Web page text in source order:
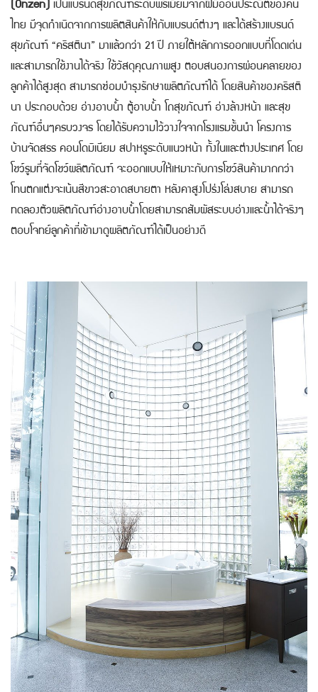
(Onzen) เป็นแบรนด์สุขภัณฑ์ระดับพรีเมี่ยมจากฝีมืออันประณีตของคน
ไทย มีจุดกำเนิดจากการผลิตสินค้าให้กับแบรนด์ต่างๆ และได้สร้างแบรนด์
สุขภัณฑ์ “คริสตินา” มาแล้วกว่า 21 ปี ภายใต้หลักการออกแบบที่โดดเด่น
และสามารถใช้งานได้จริง ใช้วัสดุคุณภาพสูง ตอบสนองการผ่อนคลายของ
ลูกค้าได้สูงสุด สามารถซ่อมบำรุงรักษาผลิตภัณฑ์ได้ โดยสินค้าของคริสติ
นา ประกอบด้วย อ่างอาบน้ำ ตู้อาบน้ำ โถสุขภัณฑ์ อ่างล้างหน้า และสุข
ภัณฑ์อื่นๆครบวงจร โดยได้รับความไว้วางใจจากโรงแรมชั้นนำ โครงการ
บ้านจัดสรร คอนโดมิเนียม สปาหรูระดับแนวหน้า ทั้งในและต่างประเทศ โดย
โชว์รูมที่จัดโชว์ผลิตภัณฑ์ จะออกแบบให้เหมาะกับการโชว์สินค้ามากกว่า
โทนตกแต่งจะเน้นสีขาวสะอาดสบายตา หลังคาสูงโปร่งโล่งสบาย สามารถ
ทดลองตัวผลิตภัณฑ์อ่างอาบน้ำโดยสามารถสัมผัสระบบอ่างและน้ำได้จริงๆ
ตอบโจทย์ลูกค้าที่เข้ามาดูผลิตภัณฑ์ได้เป็นอย่างดี